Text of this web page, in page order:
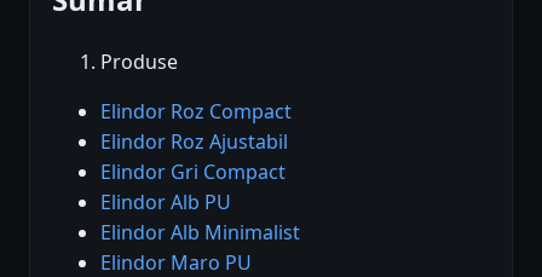
Produse
Elindor Roz Compact
Elindor Roz Ajustabil
Elindor Gri Compact
Elindor Alb PU
Elindor Alb Minimalist
Elindor Maro PU